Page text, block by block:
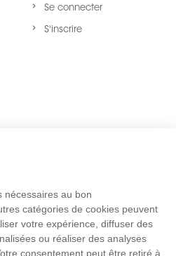
nécessaires au bon
catégories de cookies peuvent
votre expérience, diffuser des
ou réaliser des analyses
consentement peut être retiré à
Se connecter
S'inscrire